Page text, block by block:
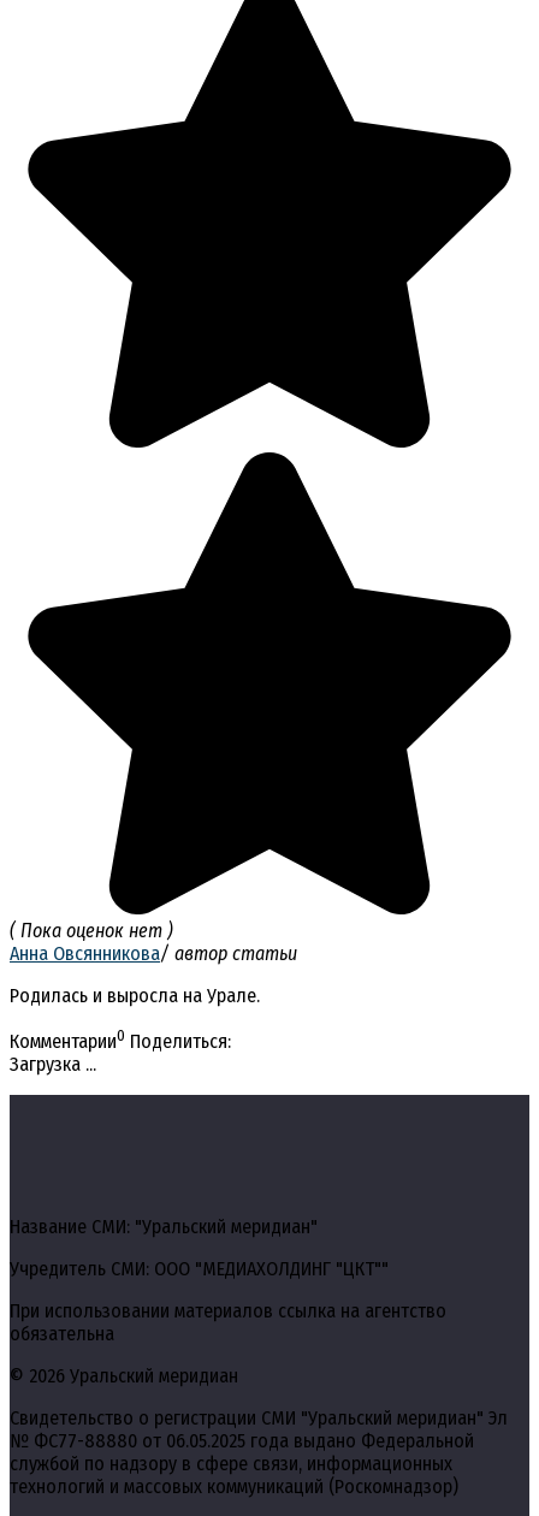
( Пока оценок нет )
Анна Овсянникова/ автор статьи
Родилась и выросла на Урале.
Комментарии0 Поделиться:
Загрузка ...
Название СМИ: "Уральский меридиан"
Учредитель СМИ: ООО "МЕДИАХОЛДИНГ "ЦКТ""
При использовании материалов ссылка на агентство
обязательна
© 2026 Уральский меридиан
Свидетельство о регистрации СМИ "Уральский меридиан" Эл
№ ФС77-88880 от 06.05.2025 года выдано Федеральной
службой по надзору в сфере связи, информационных
технологий и массовых коммуникаций (Роскомнадзор)